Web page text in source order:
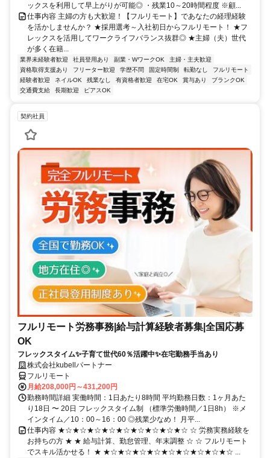
ックスを利用して早上がりが可能◎ ・残業10～20時間程度 ※顧...
仕事内容 主婦の方も大歓迎！【フルリモート】であなたの経理経験
を活かしませんか？ ★採用選考～入社初日からフルリモート！ ★フ
レックスを活用してワークライフバランス抜群◎ ★主婦（夫）世代
が多く在籍...
業界未経験者歓迎 社員登用あり 副業・WワークOK
主婦・主夫歓迎
資格取得支援あり
フリーター歓迎 学歴不問 固定時間制 転勤なし
フルリモート
経験者歓迎
ネイルOK 残業なし 有資格者歓迎 在宅OK 賞与あり
ブランクOK
交通費支給
長期歓迎 ピアスOK
契約社員
フルリモート労務事務|給与計算経験者募集|全国応募
OK
フレックスタイム✨子育て世代60％活躍中✨在宅勤務手当あり
株式会社kubellパートナー
フルリモート
月給208,000円～431,200円
勤務時間詳細 実働時間：1日あたり8時間 平均勤務日数：1ヶ月あた
り18日 〜 20日 フレックスタイム制 （標準労働時間／1日8h） ※メ
インタイム／10：00～16：00 ◎残業少なめ！ 月平...
仕事内容 ★☆★☆★☆★☆★☆★☆★☆★☆★☆ ☆ 労務実務経験を
お持ちの方 ★ ★ 給与計算、勤怠管理、年末調整 ☆ ☆ フルリモート
でスキル活かせる！ ★ ★☆★☆★☆★☆★☆★☆★☆★☆★☆ ...